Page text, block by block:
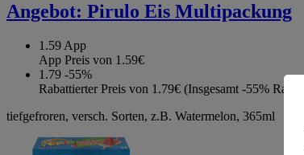
Angebot: Pirulo Eis Multipackung
1.59 App
App Preis von 1.59€
1.79 -55%
Rabattierter Preis von 1.79€ (Insgesamt -55% Rabatt)
tiefgefroren, versch. Sorten, z.B. Watermelon, 365ml